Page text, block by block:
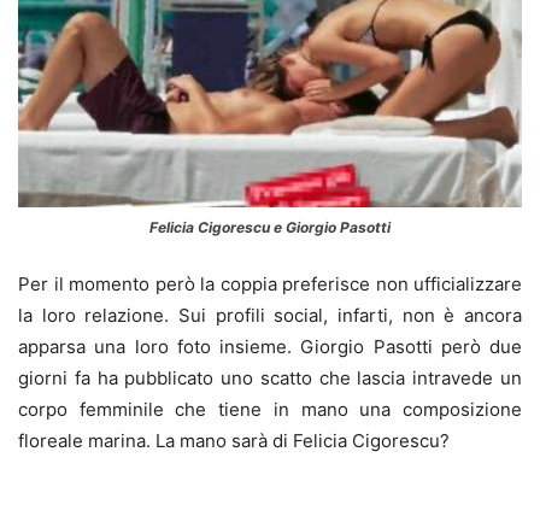
Felicia Cigorescu e Giorgio Pasotti
Per il momento però la coppia preferisce non ufficializzare
la loro relazione. Sui profili social, infarti, non è ancora
apparsa una loro foto insieme. Giorgio Pasotti però due
giorni fa ha pubblicato uno scatto che lascia intravede un
corpo femminile che tiene in mano una composizione
floreale marina. La mano sarà di Felicia Cigorescu?